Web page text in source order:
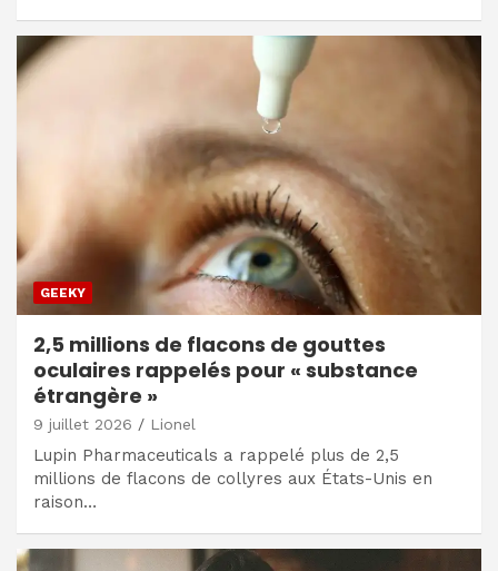
GEEKY
2,5 millions de flacons de gouttes
oculaires rappelés pour « substance
étrangère »
9 juillet 2026 Lionel
Lupin Pharmaceuticals a rappelé plus de 2,5
millions de flacons de collyres aux États-Unis en
raison…